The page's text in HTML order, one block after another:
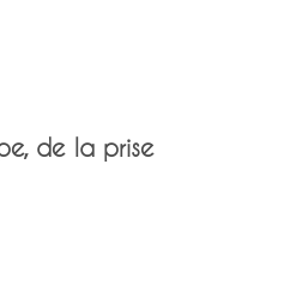
de la prise